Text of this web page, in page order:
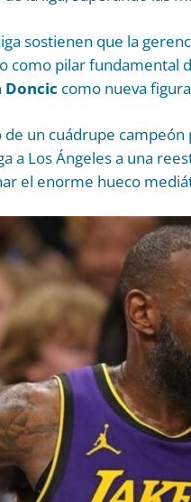
sostienen que la
como pilar fundamental
Doncic como nueva
de un cuádrupe
a Los Ángeles a una
el enorme hueco